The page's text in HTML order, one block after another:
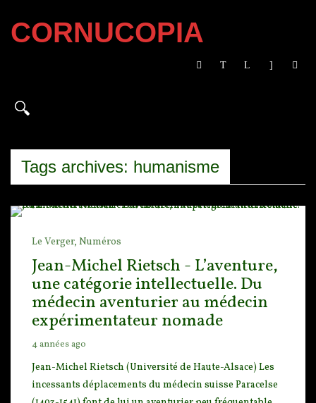
CORNUCOPIA
Tags archives: humanisme
Le Verger, Numéros
Jean-Michel Rietsch - L’aventure,
une catégorie intellectuelle. Du
médecin aventurier au médecin
expérimentateur nomade
4 années ago
Jean-Michel Rietsch (Université de Haute-Alsace) Les
incessants déplacements du médecin suisse Paracelse